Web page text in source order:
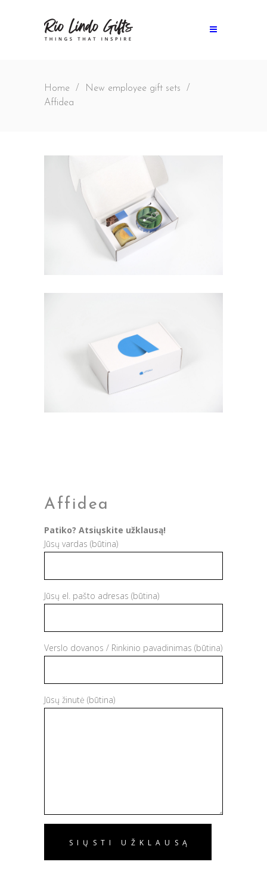
Home / New employee gift sets /
Affidea
Affidea
Patiko? Atsiųskite užklausą!
Jūsų vardas (būtina)
Jūsų el. pašto adresas (būtina)
Verslo dovanos / Rinkinio pavadinimas (būtina)
Jūsų žinutė (būtina)